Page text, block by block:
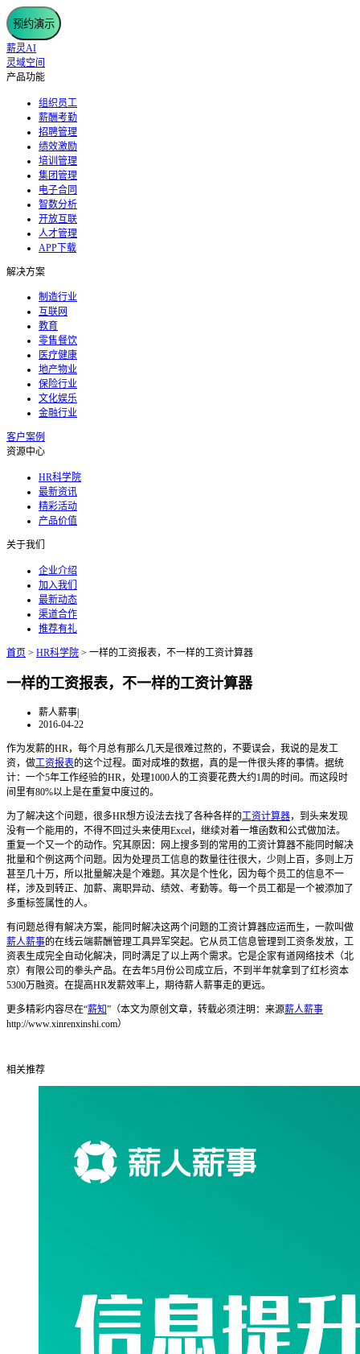
预约演示
薪灵AI
灵域空间
产品功能
组织员工
薪酬考勤
招聘管理
绩效激励
培训管理
集团管理
电子合同
智数分析
开放互联
人才管理
APP下载
解决方案
制造行业
互联网
教育
零售餐饮
医疗健康
地产物业
保险行业
文化娱乐
金融行业
客户案例
资源中心
HR科学院
最新资讯
精彩活动
产品价值
关于我们
企业介绍
加入我们
最新动态
渠道合作
推荐有礼
首页 > HR科学院 > 一样的工资报表，不一样的工资计算器
一样的工资报表，不一样的工资计算器
薪人薪事|
2016-04-22
作为发薪的HR，每个月总有那么几天是很难过熬的，不要误会，我说的是发工
资，做工资报表的这个过程。面对成堆的数据，真的是一件很头疼的事情。据统
计：一个5年工作经验的HR，处理1000人的工资要花费大约1周的时间。而这段时
间里有80%以上是在重复中度过的。
为了解决这个问题，很多HR想方设法去找了各种各样的工资计算器，到头来发现
没有一个能用的，不得不回过头来使用Excel，继续对着一堆函数和公式做加法。
重复一个又一个的动作。究其原因：网上搜多到的常用的工资计算器不能同时解决
批量和个例这两个问题。因为处理员工信息的数量往往很大，少则上百，多则上万
甚至几十万，所以批量解决是个难题。其次是个性化，因为每个员工的信息不一
样，涉及到转正、加薪、离职异动、绩效、考勤等。每一个员工都是一个被添加了
多重标签属性的人。
有问题总得有解决方案，能同时解决这两个问题的工资计算器应运而生，一款叫做
薪人薪事的在线云端薪酬管理工具异军突起。它从员工信息管理到工资条发放，工
资表生成完全自动化解决，同时满足了以上两个需求。它是企家有道网络技术（北
京）有限公司的拳头产品。在去年5月份公司成立后，不到半年就拿到了红杉资本
5300万融资。在提高HR发薪效率上，期待薪人薪事走的更远。
更多精彩内容尽在“薪知”（本文为原创文章，转载必须注明：来源薪人薪事
http://www.xinrenxinshi.com）
相关推荐